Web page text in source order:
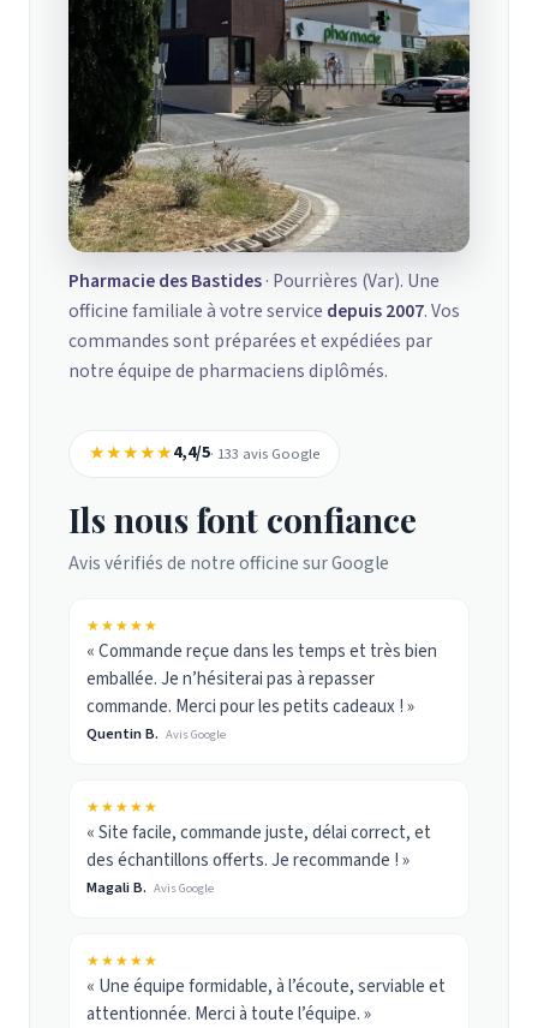
Pharmacie des Bastides· Pourrières (Var). Une
officine familiale à votre service depuis 2007. Vos
commandes sont préparées et expédiées par
notre équipe de pharmaciens diplômés.
★★★★★4,4/5· 133 avis Google
Ils nous font confiance
Avis vérifiés de notre officine sur Google
★★★★★
« Commande reçue dans les temps et très bien
emballée. Je n’hésiterai pas à repasser
commande. Merci pour les petits cadeaux ! »
Quentin B. Avis Google
★★★★★
« Site facile, commande juste, délai correct, et
des échantillons offerts. Je recommande ! »
Magali B. Avis Google
★★★★★
« Une équipe formidable, à l’écoute, serviable et
attentionnée. Merci à toute l’équipe. »